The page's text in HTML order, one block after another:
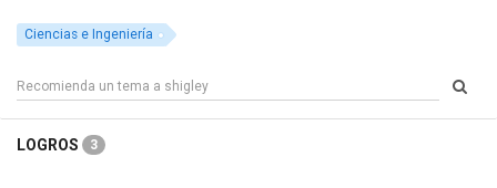
Ciencias e Ingeniería
LOGROS 3